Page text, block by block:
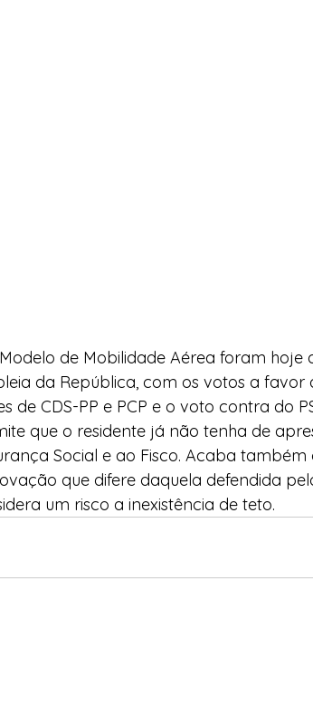
de Mobilidade Aérea foram
da República, com os votos a favor
de CDS-PP e PCP e o voto contra do
que o residente já não tenha de
Social e ao Fisco. Acaba
que difere daquela defendida
um risco a inexistência de teto.